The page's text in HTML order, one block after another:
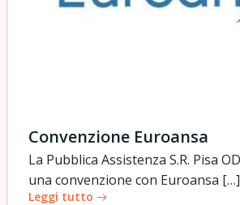
Convenzione Euroansa
La Pubblica Assistenza S.R. Pisa
una convenzione con Euroansa […]
Leggi tutto